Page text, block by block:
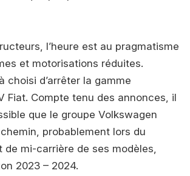
l’heure est au pragmatisme
et motorisations réduites.
choisi d’arrêter la gamme
Fiat. Compte tenu des annonces, il
que le groupe Volkswagen
probablement lors du
de mi-carrière de ses modèles,
2023 – 2024.